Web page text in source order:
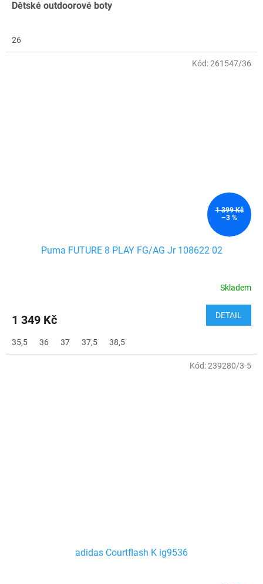
Dětské outdoorové boty
26
1 399 Kč
–3 %
Puma FUTURE 8 PLAY FG/AG Jr 108622 02
Skladem
1 349 Kč DETAIL
35,5 36 37 37,5 38,5
Kód:261547/36
adidas Courtflash K ig9536
Kód:239280/3-5